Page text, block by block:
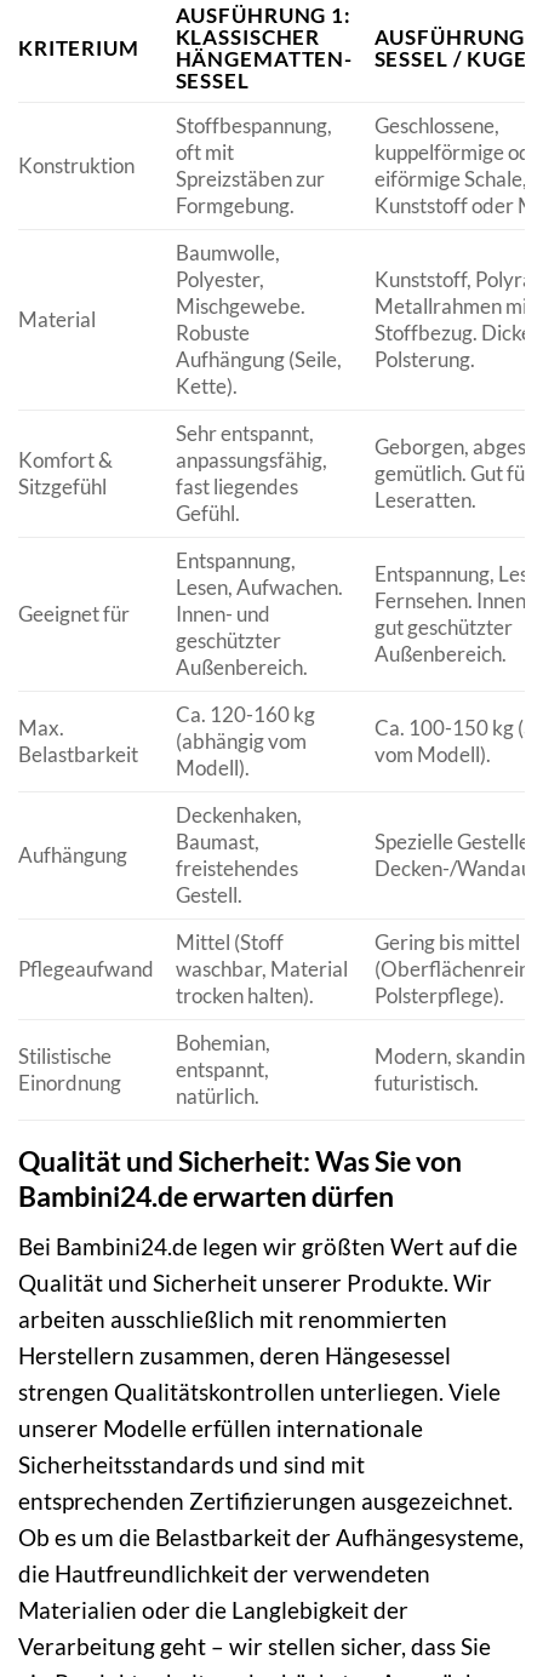
KRITERIUM
AUSFÜHRUNG 1:
KLASSISCHER
HÄNGEMATTEN-
SESSEL
AUSFÜHRUNG
SESSEL /
Konstruktion
Stoffbespannung,
oft mit
Spreizstäben zur
Formgebung.
Geschlossene,
kuppelförmige
eiförmige Schale,
Kunststoff oder
Material
Baumwolle,
Polyester,
Mischgewebe.
Robuste
Aufhängung (Seile,
Kette).
Kunststoff,
Metallrahmen mit
Stoffbezug. Dicke
Polsterung.
Komfort &
Sitzgefühl
Sehr entspannt,
anpassungsfähig,
fast liegendes
Gefühl.
Geborgen,
gemütlich. Gut für
Leseratten.
Geeignet für
Entspannung,
Lesen, Aufwachen.
Innen- und
geschützter
Außenbereich.
Entspannung,
Fernsehen.
gut geschützter
Außenbereich.
Max.
Belastbarkeit
Ca. 120-160 kg
(abhängig vom
Modell).
Ca. 100-150 kg
vom Modell).
Aufhängung
Deckenhaken,
Baumast,
freistehendes
Gestell.
Spezielle Gestelle
Decken-/
Pflegeaufwand
Mittel (Stoff
waschbar, Material
trocken halten).
Gering bis mittel
Polsterpflege).
Stilistische
Einordnung
Bohemian,
entspannt,
natürlich.
Modern,
futuristisch.
Qualität und Sicherheit: Was Sie von
Bambini24.de erwarten dürfen
Bei Bambini24.de legen wir größten Wert auf die
Qualität und Sicherheit unserer Produkte. Wir
arbeiten ausschließlich mit renommierten
Herstellern zusammen, deren Hängesessel
strengen Qualitätskontrollen unterliegen. Viele
unserer Modelle erfüllen internationale
Sicherheitsstandards und sind mit
entsprechenden Zertifizierungen ausgezeichnet.
Ob es um die Belastbarkeit der Aufhängesysteme,
die Hautfreundlichkeit der verwendeten
Materialien oder die Langlebigkeit der
Verarbeitung geht – wir stellen sicher, dass Sie